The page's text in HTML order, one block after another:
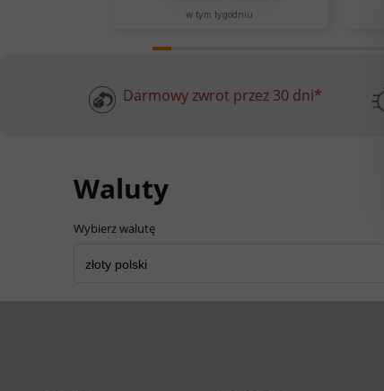
w tym tygodniu
Darmowy zwrot przez 30 dni*
Waluty
Wybierz walutę